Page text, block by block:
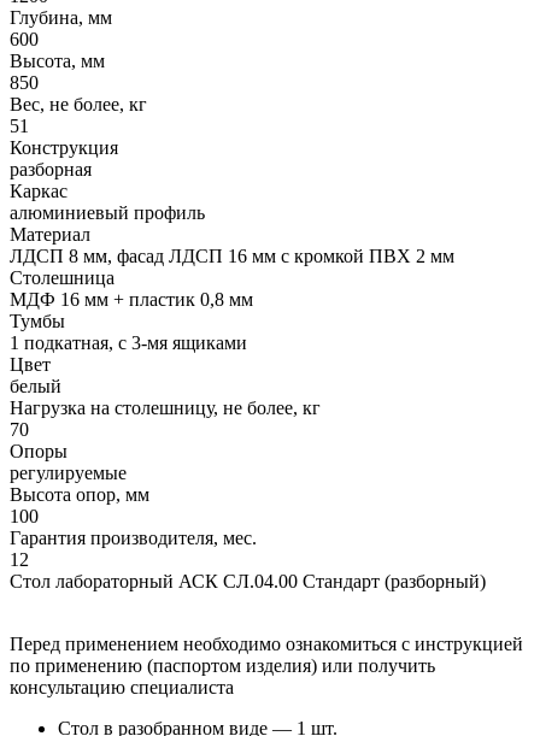
Глубина, мм
600
Высота, мм
850
Вес, не более, кг
51
Конструкция
разборная
Каркас
алюминиевый профиль
Материал
ЛДСП 8 мм, фасад ЛДСП 16 мм с кромкой ПВХ 2 мм
Столешница
МДФ 16 мм + пластик 0,8 мм
Тумбы
1 подкатная, с 3-мя ящиками
Цвет
белый
Нагрузка на столешницу, не более, кг
70
Опоры
регулируемые
Высота опор, мм
100
Гарантия производителя, мес.
12
Стол лабораторный АСК СЛ.04.00 Стандарт (разборный)
Перед применением необходимо ознакомиться с инструкцией
по применению (паспортом изделия) или получить
консультацию специалиста
Стол в разобранном виде — 1 шт.